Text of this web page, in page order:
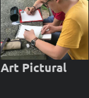
Art Pictural